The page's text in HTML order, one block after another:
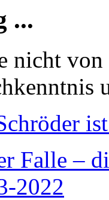
...
nicht
Falle –
2022